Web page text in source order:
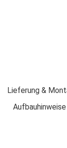
Lieferung &
Aufbauhinweise